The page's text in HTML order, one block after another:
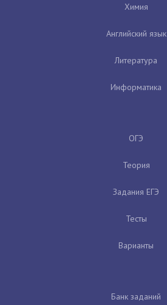
Химия
Английский язык
Литература
Информатика
ОГЭ
Теория
Задания ЕГЭ
Тесты
Варианты
Банк заданий